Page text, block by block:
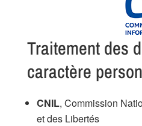
Traitement des
caractère
CNIL, Commission
et des Libertés